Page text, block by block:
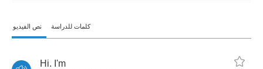
نص الفيديو كلمات للدراسة
Hi. I'm